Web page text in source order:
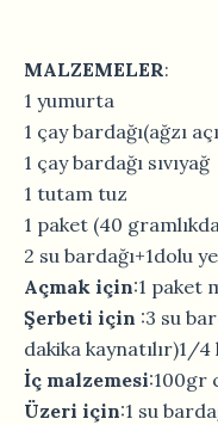
MALZEMELER:
1 yumurta
1 çay bardağı(ağzı
1 çay bardağı sıvıyağ
1 tutam tuz
1 paket (40
2 su bardağı+1dolu
Açmak için:1 paket
Şerbeti için :3 su
dakika kaynatılır)1/4
İç malzemesi:100gr
Üzeri için:1 su